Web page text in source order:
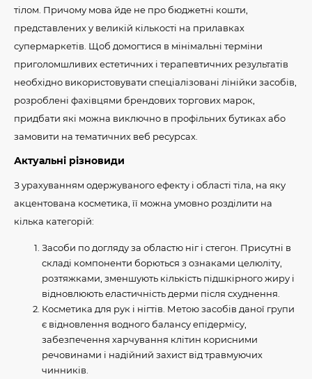
тілом. Причому мова йде не про бюджетні кошти,
представлених у великій кількості на прилавках
супермаркетів. Щоб домогтися в мінімальні терміни
приголомшливих естетичних і терапевтичних результатів
необхідно використовувати спеціалізовані лінійки засобів,
розроблені фахівцями брендових торгових марок,
придбати які можна виключно в профільних бутиках або
замовити на тематичних веб ресурсах.
Актуальні різновиди
З урахуванням одержуваного ефекту і області тіла, на яку
акцентована косметика, її можна умовно розділити на
кілька категорій:
Засоби по догляду за областю ніг і стегон. Присутні в
складі компоненти борються з ознаками целюліту,
розтяжками, зменшують кількість підшкірного жиру і
відновлюють еластичність дерми після схуднення.
Косметика для рук і нігтів. Метою засобів даної групи
є відновлення водного балансу епідермісу,
забезпечення харчування клітин корисними
речовинами і надійний захист від травмуючих
чинників.